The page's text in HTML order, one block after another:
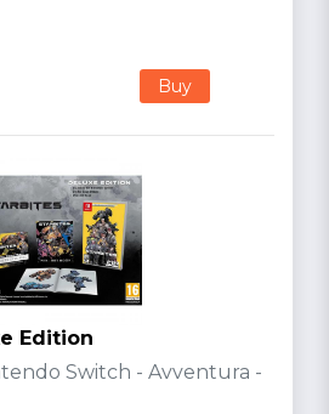
Buy
Edition
Switch - Avventura -